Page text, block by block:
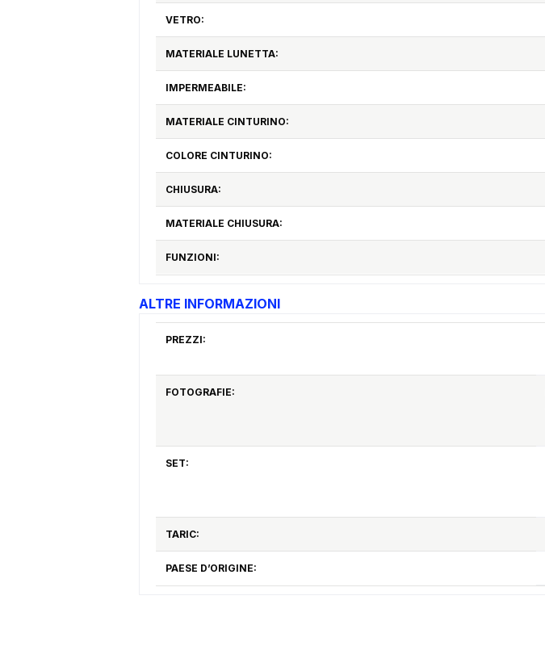
VETRO:
MATERIALE LUNETTA:
IMPERMEABILE:
MATERIALE CINTURINO:
COLORE CINTURINO:
CHIUSURA:
MATERIALE CHIUSURA:
FUNZIONI:
ALTRE INFORMAZIONI
PREZZI:
FOTOGRAFIE:
SET:
TARIC:
PAESE D’ORIGINE: